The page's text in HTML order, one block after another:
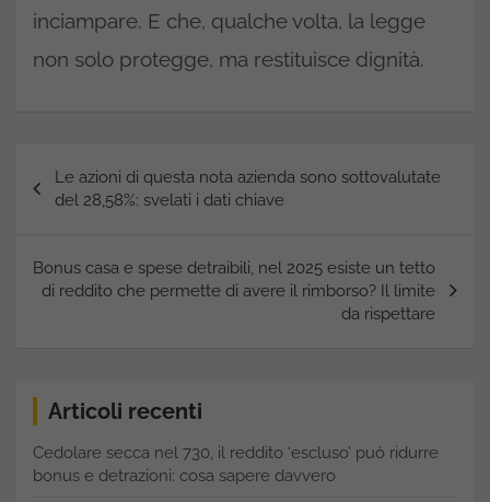
inciampare. E che, qualche volta, la legge
non solo protegge, ma restituisce dignità.
articoli
Le azioni di questa nota azienda sono sottovalutate
del 28,58%: svelati i dati chiave
Bonus casa e spese detraibili, nel 2025 esiste un tetto
di reddito che permette di avere il rimborso? Il limite
da rispettare
Articoli recenti
Cedolare secca nel 730, il reddito ‘escluso’ può ridurre
bonus e detrazioni: cosa sapere davvero